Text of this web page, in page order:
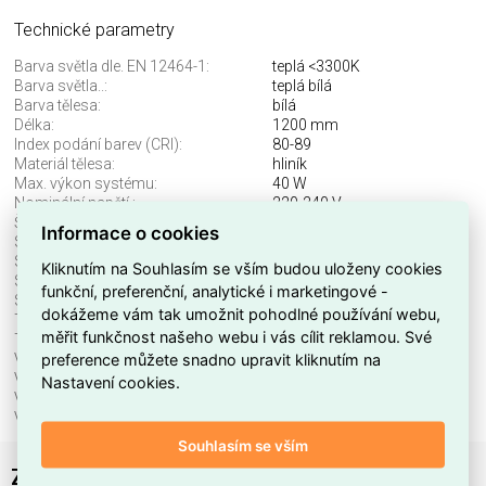
Technické parametry
Barva světla dle. EN 12464-1:
teplá <3300K
Barva světla..:
teplá bílá
Barva tělesa:
bílá
Délka:
1200 mm
Index podání barev (CRI):
80-89
Materiál tělesa:
hliník
Max. výkon systému:
40 W
Nominální napětí.:
220-240 V
Šířka:
Stmívatelné:
Stupeň krytí (IP):
IP20
Světelný tok:
2500 lm
Světelný zdroj:
LED neměnitelný
Teplota barvy.:
3000 K
Třída ochrany:
I
Včetně svět. zdroje:
ano
Vhodné pro počet svět. zdrojů:
Vhodné pro výkon světel. zdroje:
Výška/hloubka:
3140 mm
Závěsné svítidlo Motion 3000K 40W
Informace o cookies
Kliknutím na Souhlasím se vším budou uloženy cookies
funkční, preferenční, analytické i marketingové -
dokážeme vám tak umožnit pohodlné používání webu,
měřit funkčnost našeho webu i vás cílit reklamou. Své
preference můžete snadno upravit kliknutím na
Nastavení cookies.
Souhlasím se vším